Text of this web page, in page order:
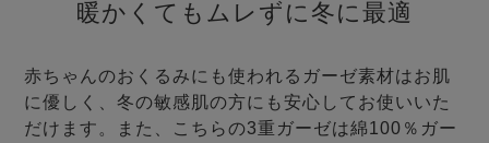
暖かくてもムレずに冬に最適
赤ちゃんのおくるみにも使われるガーゼ素材はお肌
に優しく、冬の敏感肌の方にも安心してお使いいた
だけます。また、こちらの3重ガーゼは綿100％ガー